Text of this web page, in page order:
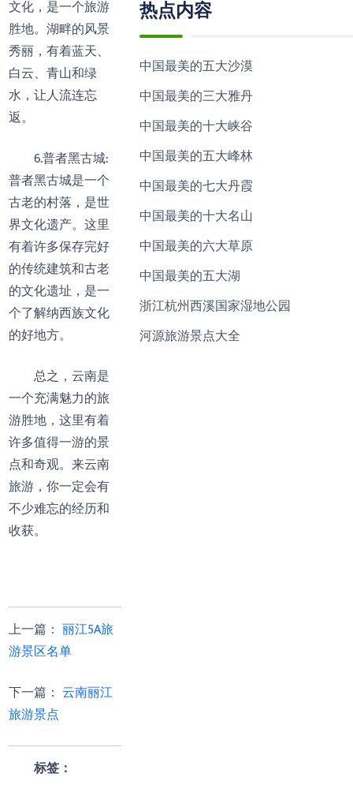
文化，是一个旅游
胜地。湖畔的风景
秀丽，有着蓝天、
白云、青山和绿
水，让人流连忘
返。
6.普者黑古城:
普者黑古城是一个
古老的村落，是世
界文化遗产。这里
有着许多保存完好
的传统建筑和古老
的文化遗址，是一
个了解纳西族文化
的好地方。
总之，云南是
一个充满魅力的旅
游胜地，这里有着
许多值得一游的景
点和奇观。来云南
旅游，你一定会有
不少难忘的经历和
收获。
上一篇 ：丽江5A旅
游景区名单
下一篇 ：云南丽江
旅游景点
标签：
热点内容
中国最美的五大沙漠
中国最美的三大雅丹
中国最美的十大峡谷
中国最美的五大峰林
中国最美的七大丹霞
中国最美的十大名山
中国最美的六大草原
中国最美的五大湖
浙江杭州西溪国家湿地公园
河源旅游景点大全